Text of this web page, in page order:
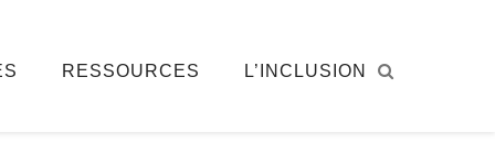
RESSOURCES L’INCLUSION